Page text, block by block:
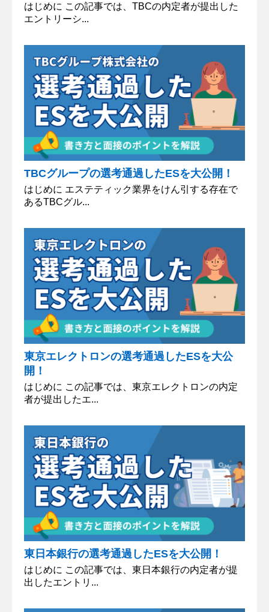
はじめに この記事では、TBCの内定者が提出した
エントリーシ...
TBCグループの選考通過したESを大公開！
はじめに エステティック業界をけん引する存在で
あるTBCグル...
東京エレクトロンの選考通過したESを大公
開！
はじめに この記事では、東京エレクトロンの内定
者が提出したエ...
東日本銀行の選考通過したESを大公開！
はじめに この記事では、東日本銀行の内定者が提
出したエントリ...